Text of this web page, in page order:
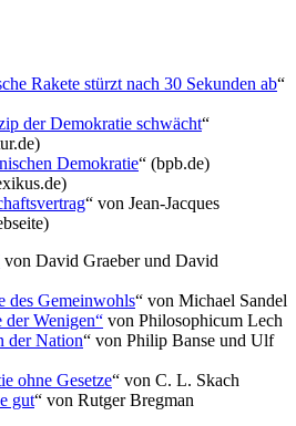
Rakete stürzt nach 30 Sekunden ab“
der Demokratie schwächt“
Demokratie“ (bpb.de)
“ von Jean-Jacques
von David Graeber und David
des Gemeinwohls“ von Michael Sandel
der Wenigen“ von Philosophicum Lech
der Nation“ von Philip Banse und Ulf
ohne Gesetze“ von C. L. Skach
gut“ von Rutger Bregman